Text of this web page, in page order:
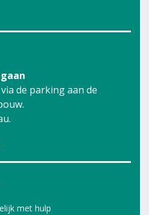
de parking aan de
met hulp